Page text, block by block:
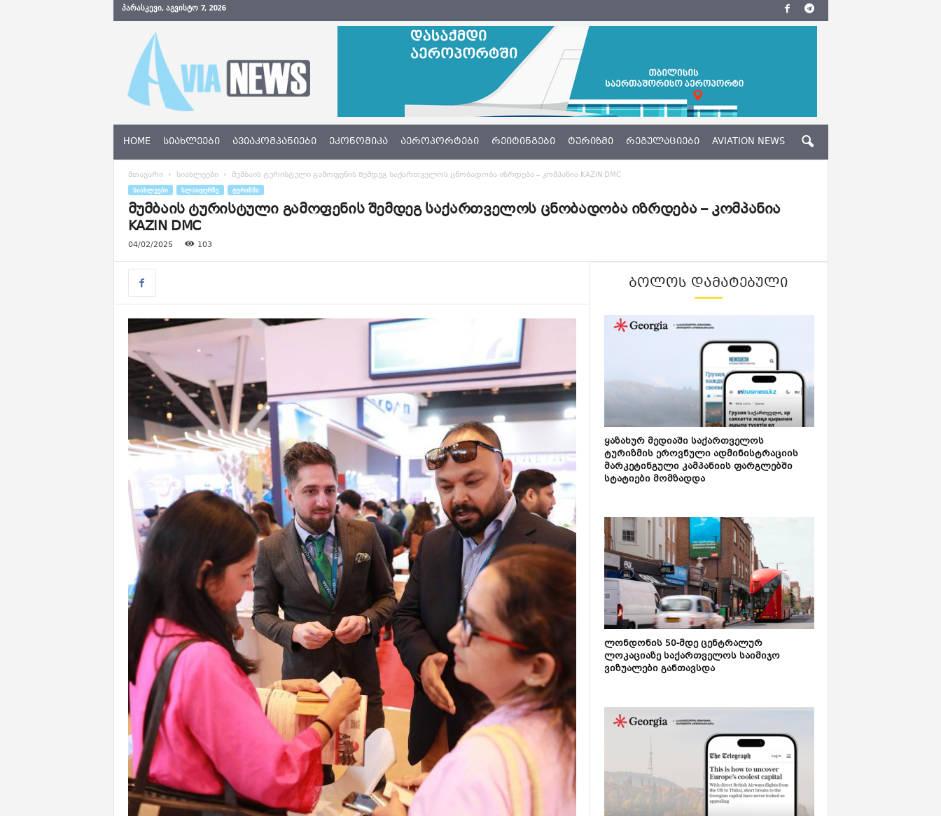
ᲞᲐᲠᲐᲡᲙᲔᲕᲘ, ᲐᲒᲕᲘᲡᲢᲝ 7, 2026
N
w
s
e
HOME ᲡᲘᲐᲮᲚᲔᲔᲑᲘ ᲐᲕᲘᲐᲙᲝᲛᲞᲐᲜᲘᲔᲑᲘ ᲔᲙᲝᲜᲝᲛᲘᲙᲐ ᲐᲔᲠᲝᲞᲝᲠᲢᲔᲑᲘ ᲠᲔᲘᲢᲘᲜᲒᲔᲑᲘ ᲢᲣᲠᲘᲖᲛᲘ ᲠᲔᲒᲣᲚᲐᲪᲘᲔᲑᲘ AVIATION NEWS
მთავარი სიახლეები მუმბაის ტურისტული გამოფენის შემდეგ საქართველოს ცნობადობა იზრდება – კომპანია KAZIN DMC
ᲡᲘᲐᲮᲚᲔᲔᲑᲘ ᲡᲚᲐᲘᲓᲔᲠᲖᲔ ᲢᲣᲠᲘᲖᲛᲘ
მუმბაის ტურისტული გამოფენის შემდეგ საქართველოს ცნობადობა იზრდება – კომპანია
KAZIN DMC
04/02/2025 103
ᲑᲝᲚᲝᲡ ᲓᲐᲛᲐᲢᲔᲑᲣᲚᲘ
ყაზახურ მედიაში საქართველოს
ტურიზმის ეროვნული ადმინისტრაციის
მარკეტინგული კამპანიის ფარგლებში
სტატიები მომზადდა
ლონდონის 50-მდე ცენტრალურ
ლოკაციაზე საქართველოს საიმიჯო
ვიზუალები განთავსდა